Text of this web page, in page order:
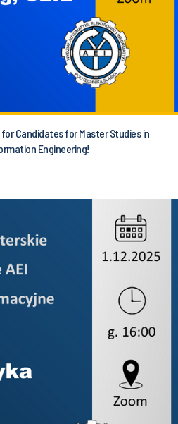
Candidates for Master Studies in
Engineering!